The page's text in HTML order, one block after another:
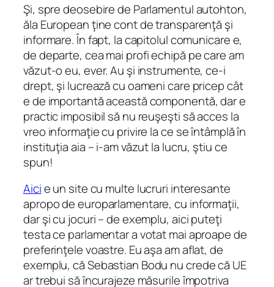
Şi, spre deosebire de Parlamentul autohton,
ăla European ţine cont de transparenţă şi
informare. În fapt, la capitolul comunicare e,
de departe, cea mai profi echipă pe care am
văzut-o eu, ever. Au şi instrumente, ce-i
drept, şi lucrează cu oameni care pricep cât
e de importantă această componentă, dar e
practic imposibil să nu reuşeşti să acces la
vreo informaţie cu privire la ce se întâmplă în
instituţia aia – i-am văzut la lucru, ştiu ce
spun!
Aicie un site cu multe lucruri interesante
apropo de europarlamentare, cu informaţii,
dar şi cu jocuri – de exemplu, aici puteţi
testa ce parlamentar a votat mai aproape de
preferinţele voastre. Eu aşa am aflat, de
exemplu, că Sebastian Bodu nu crede că UE
ar trebui să încurajeze măsurile împotriva